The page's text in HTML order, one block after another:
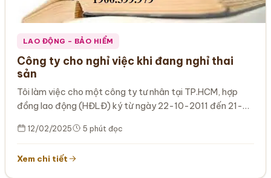
LAO ĐỘNG – BẢO HIỂM
Công ty cho nghỉ việc khi đang nghỉ thai
sản
Tôi làm việc cho một công ty tư nhân tại TP.HCM, hợp
đồng lao động (HĐLĐ) ký từ ngày 22-10-2011 đến 21-
12/02/2025 5 phút đọc
Xem chi tiết